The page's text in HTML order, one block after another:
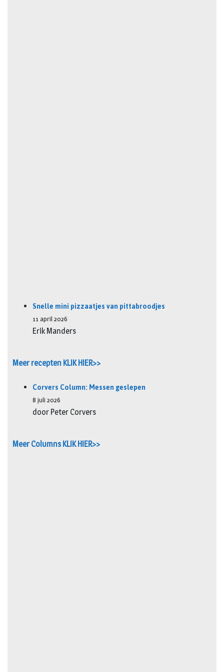
Snelle mini pizzaatjes van pittabroodjes
11 april 2026
Erik Manders
Meer recepten KLIK HIER>>
Corvers Column: Messen geslepen
8 juli 2026
door Peter Corvers
Meer Columns KLIK HIER>>